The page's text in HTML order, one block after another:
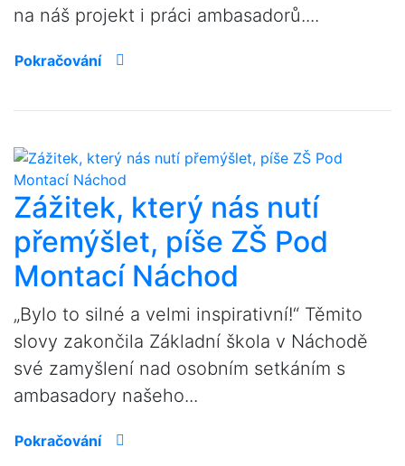
na náš projekt i práci ambasadorů....
Pokračování
Zážitek, který nás nutí
přemýšlet, píše ZŠ Pod
Montací Náchod
„Bylo to silné a velmi inspirativní!“ Těmito
slovy zakončila Základní škola v Náchodě
své zamyšlení nad osobním setkáním s
ambasadory našeho...
Pokračování